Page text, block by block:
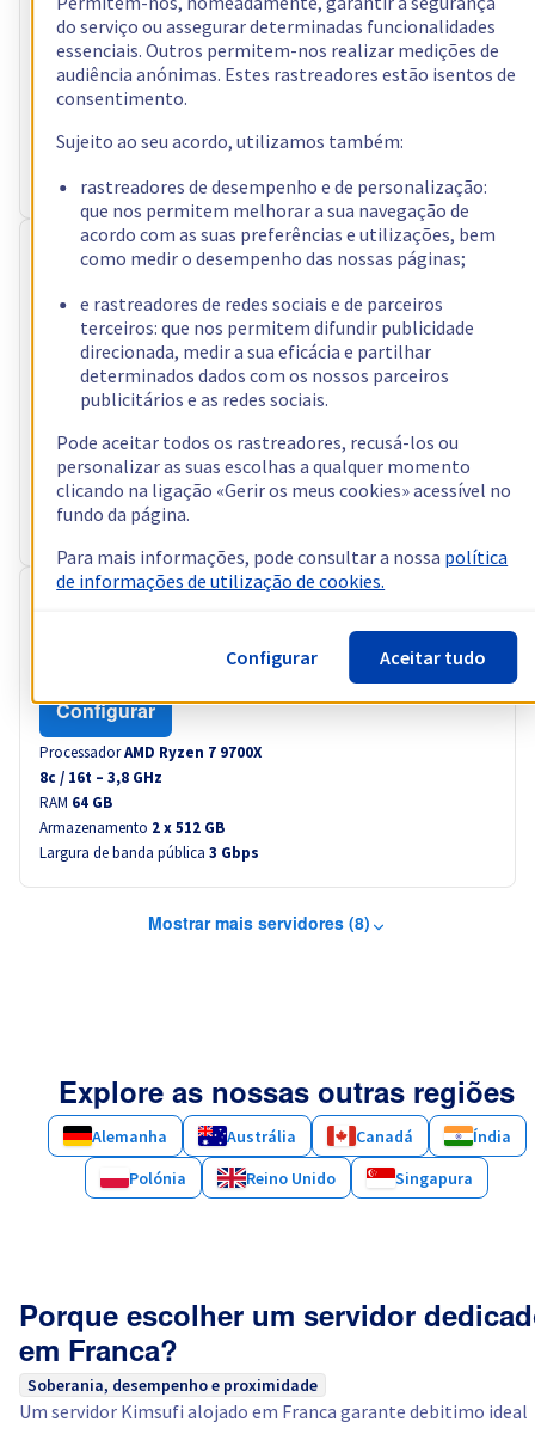
sem IVA/mêsou seja 110,69 € com IVA/mês
Configurar
ProcessadorAMD Ryzen 7 5800X
c /16t – 3,8GHz
RAM 64 GB – 128 GB
Armazenamento
Largura de banda pública 3 Gbps
RISE-3 Instalação gratuita
91,99 €
sem IVA/mêsou seja 113,15 € com IVA/mês
Configurar
ProcessadorAMD Ryzen 9 5900X
RAM 32 GB – 128 GB
Armazenamento
2 x 512 GB - 4 x 3.84 TB
Largura de banda pública
Largura de banda privada
Configurar
ProcessadorAMD Ryzen 7 9700X
8c / 16t – 3,8 GHz
RAM 64 GB
Armazenamento 2 x 512 GB
Largura de banda pública 3 Gbps
Mostrar mais servidores (8)
Explore as nossas outras regiões
Alemanha Austrália Canadá
Índia
Polónia
Reino Unido Singapura
Porque escolher um servidor
em Franca?
Soberania, desempenho e proximidade
Um servidor Kimsufi alojado em Franca garante debitimo ideal
do serviço ou assegurar determinadas funcionalidades
essenciais. Outros permitem-nos realizar medições de
audiência anónimas. Estes rastreadores estão isentos de
consentimento.
Sujeito ao seu acordo, utilizamos também:
rastreadores de desempenho e de personalização:
que nos permitem melhorar a sua navegação de
acordo com as suas preferências e utilizações, bem
como medir o desempenho das nossas páginas;
e rastreadores de redes sociais e de parceiros
terceiros: que nos permitem difundir publicidade
direcionada, medir a sua eficácia e partilhar
determinados dados com os nossos parceiros
publicitários e as redes sociais.
Pode aceitar todos os rastreadores, recusá-los ou
personalizar as suas escolhas a qualquer momento
clicando na ligação «Gerir os meus cookies» acessível no
fundo da página.
Para mais informações, pode consultar a nossa política
de informações de utilização de cookies.
Configurar Aceitar tudo